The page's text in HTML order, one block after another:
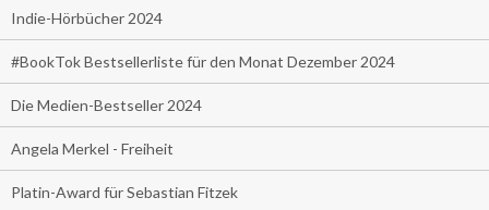
Indie-Hörbücher 2024
#BookTok Bestsellerliste für den Monat Dezember 2024
Die Medien-Bestseller 2024
Angela Merkel - Freiheit
Platin-Award für Sebastian Fitzek